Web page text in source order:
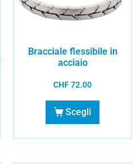
Bracciale flessibile in
acciaio
CHF72.00
Scegli